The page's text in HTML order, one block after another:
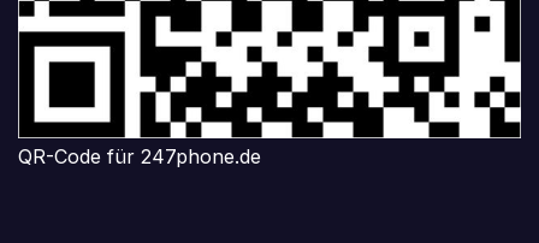
QR-Code für 247phone.de